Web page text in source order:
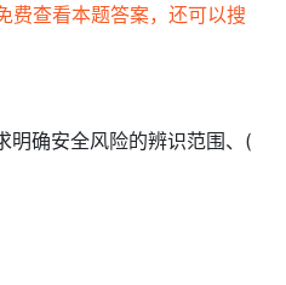
费查看本题答案，还可以搜
明确安全风险的辨识范围、(